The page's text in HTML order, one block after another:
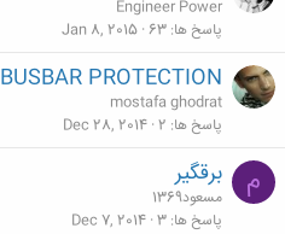
Engineer Power
پاسخ ها 63
Jan 8, 2015
BUSBAR PROTECTION
mostafa ghodrat
پاسخ ها 2
Dec 28, 2014
م برقگیر
مسعود1369
پاسخ ها 3
Dec 7, 2014